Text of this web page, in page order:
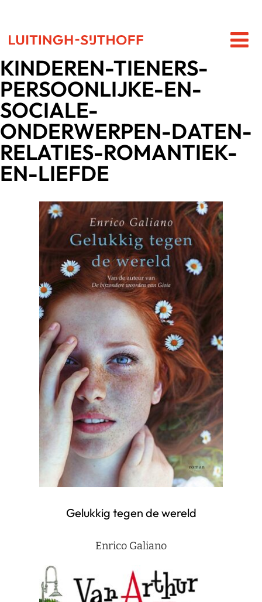
KINDEREN-TIENERS-
PERSOONLIJKE-EN-
SOCIALE-
ONDERWERPEN-DATEN-
RELATIES-ROMANTIEK-
EN-LIEFDE
Gelukkig tegen de wereld
Enrico Galiano